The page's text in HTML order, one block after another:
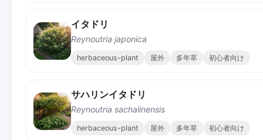
イタドリ
Reynoutria japonica
herbaceous-plant 屋外 多年草 初心者向け
サハリンイタドリ
Reynoutria sachalinensis
herbaceous-plant 屋外 多年草 初心者向け